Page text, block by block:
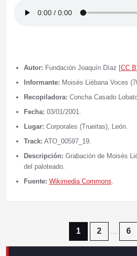
Autor: Fundación Joaquín Díaz [CC
Informante: Moisés Liébana Voces
Recopiladora: Concha Casado
Fecha: 03/01/2001.
Lugar: Corporales (Trueitas), León.
Track: ATO_00597_19.
Descripción: Grabación de Moisés
del paloteado.
Fuente: Wikimedia Commons.
1 2 … 6